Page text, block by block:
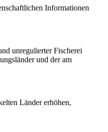
Informationen
unregulierter Fischerei
und der am
Länder erhöhen,